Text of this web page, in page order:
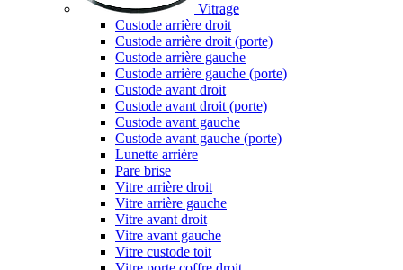
Vitrage
Custode arrière droit
Custode arrière droit (porte)
Custode arrière gauche
Custode arrière gauche (porte)
Custode avant droit
Custode avant droit (porte)
Custode avant gauche
Custode avant gauche (porte)
Lunette arrière
Pare brise
Vitre arrière droit
Vitre arrière gauche
Vitre avant droit
Vitre avant gauche
Vitre custode toit